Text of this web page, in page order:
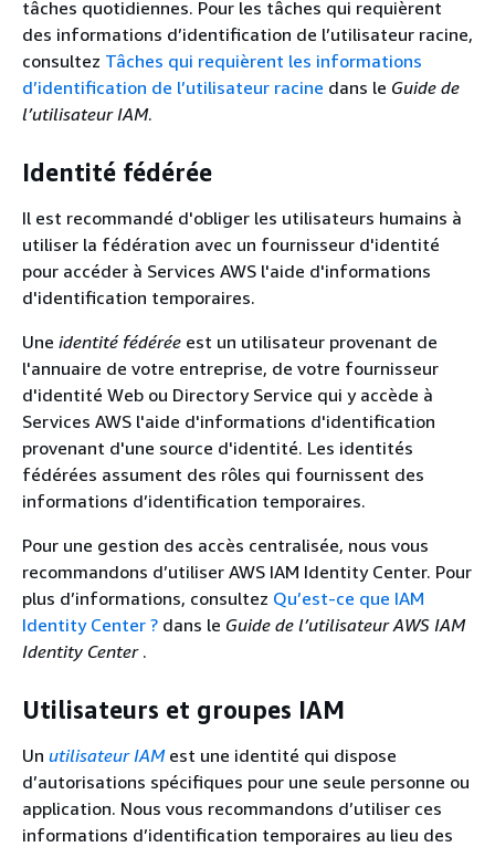
tâches quotidiennes. Pour les tâches qui requièrent
des informations d’identification de l’utilisateur racine,
consultez Tâches qui requièrent les informations
d’identification de l’utilisateur racine dans le Guide de
l’utilisateur IAM.
Identité fédérée
Il est recommandé d'obliger les utilisateurs humains à
utiliser la fédération avec un fournisseur d'identité
pour accéder à Services AWS l'aide d'informations
d'identification temporaires.
Une identité fédérée est un utilisateur provenant de
l'annuaire de votre entreprise, de votre fournisseur
d'identité Web ou Directory Service qui y accède à
Services AWS l'aide d'informations d'identification
provenant d'une source d'identité. Les identités
fédérées assument des rôles qui fournissent des
informations d’identification temporaires.
Pour une gestion des accès centralisée, nous vous
recommandons d’utiliser AWS IAM Identity Center. Pour
plus d’informations, consultez Qu’est-ce que IAM
Identity Center ? dans le Guide de l’utilisateur AWS IAM
Identity Center .
Utilisateurs et groupes IAM
Un utilisateur IAMest une identité qui dispose
d’autorisations spécifiques pour une seule personne ou
application. Nous vous recommandons d’utiliser ces
informations d’identification temporaires au lieu des